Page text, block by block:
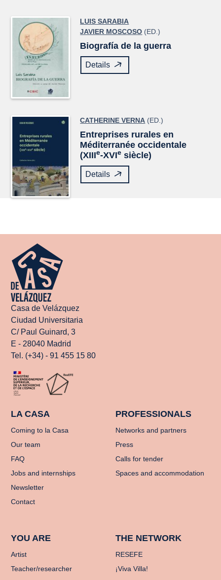
LUIS SARABIA
JAVIER MOSCOSO (ED.)
Biografía de la guerra
Details
CATHERINE VERNA (ED.)
Entreprises rurales en
Méditerranée occidentale
(XIIIe-XVIe siècle)
Details
Casa de Velázquez
Ciudad Universitaria
C/ Paul Guinard, 3
E - 28040 Madrid
Tel. (+34) - 91 455 15 80
LA CASA
Coming to la Casa
Our team
FAQ
Jobs and internships
Newsletter
Contact
PROFESSIONALS
Networks and partners
Press
Calls for tender
Spaces and accommodation
YOU ARE
Artist
Teacher/researcher
THE NETWORK
RESEFE
¡Viva Villa!